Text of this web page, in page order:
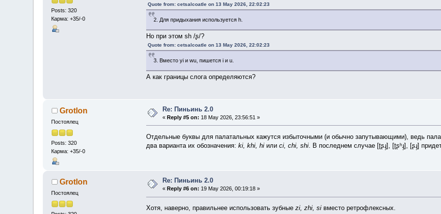
Posts: 320
Карма: +35/-0
Quote from: cetsalcoatle on 13 May 2026, 22:02:23
2. Для придыхания используется h.
Но при этом sh /ʂ/?
Quote from: cetsalcoatle on 13 May 2026, 22:02:23
3. Вместо yi и wu, пишется i и u.
А как границы слога определяются?
Grotlon
Постоялец
Posts: 320
Карма: +35/-0
Re: Пиньинь 2.0
« Reply #5 on: 18 May 2026, 23:56:51 »
Отдельные буквы для палатальных кажутся избыточными (и обычно запутывающими), ведь
два варианта их обозначения:ki, khi, hi илиci, chi, shi . В последнем случае [ʈʂɻ̩], [ʈʂʰɻ̩], [ʂɻ̩]
Grotlon
Постоялец
Re: Пиньинь 2.0
« Reply #6 on: 19 May 2026, 00:19:18 »
Хотя, наверно, правильнее использовать зубныеzi, zhi, si вместо ретрофлексных.